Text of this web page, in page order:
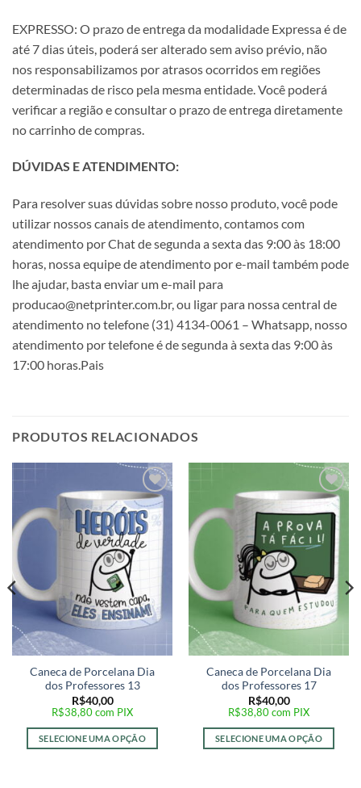
EXPRESSO: O prazo de entrega da modalidade Expressa é de
até 7 dias úteis, poderá ser alterado sem aviso prévio, não
nos responsabilizamos por atrasos ocorridos em regiões
determinadas de risco pela mesma entidade. Você poderá
verificar a região e consultar o prazo de entrega diretamente
no carrinho de compras.
DÚVIDAS E ATENDIMENTO:
Para resolver suas dúvidas sobre nosso produto, você pode
utilizar nossos canais de atendimento, contamos com
atendimento por Chat de segunda a sexta das 9:00 às 18:00
horas, nossa equipe de atendimento por e-mail também pode
lhe ajudar, basta enviar um e-mail para
producao@netprinter.com.br, ou ligar para nossa central de
atendimento no telefone (31) 4134-0061 – Whatsapp, nosso
atendimento por telefone é de segunda à sexta das 9:00 às
17:00 horas.Pais
PRODUTOS RELACIONADOS
Adicionar
a lista de
desejos
Caneca de Porcelana Dia
dos Professores 13
R$40,00
R$38,80com PIX
SELECIONE UMA OPÇÃO
Adicionar
a lista de
desejos
Caneca de Porcelana Dia
dos Professores 17
R$40,00
R$38,80com PIX
SELECIONE UMA OPÇÃO